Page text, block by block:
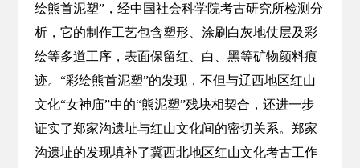
绘熊首泥塑”，经中国社会科学院考古研究所检测分
析，它的制作工艺包含塑形、涂刷白灰地仗层及彩
绘等多道工序，表面保留红、白、黑等矿物颜料痕
迹。“彩绘熊首泥塑”的发现，不但与辽西地区红山
文化“女神庙”中的“熊泥塑”残块相契合，还进一步
证实了郑家沟遗址与红山文化间的密切关系。郑家
沟遗址的发现填补了冀西北地区红山文化考古工作